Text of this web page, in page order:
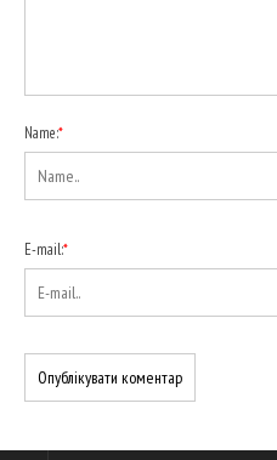
Name:*
E-mail:*